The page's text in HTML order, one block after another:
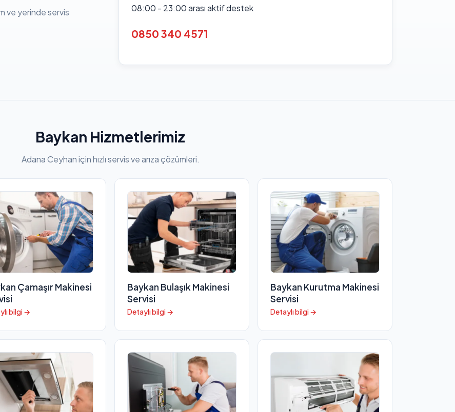
ve yerinde servis
08:00 - 23:00 arası aktif destek
0850 340 4571
Baykan Hizmetlerimiz
Adana Ceyhan için hızlı servis ve arıza çözümleri.
Çamaşır Makinesi
bilgi →
Baykan Bulaşık Makinesi
Servisi
Detaylı bilgi →
Baykan Kurutma Makinesi
Servisi
Detaylı bilgi →